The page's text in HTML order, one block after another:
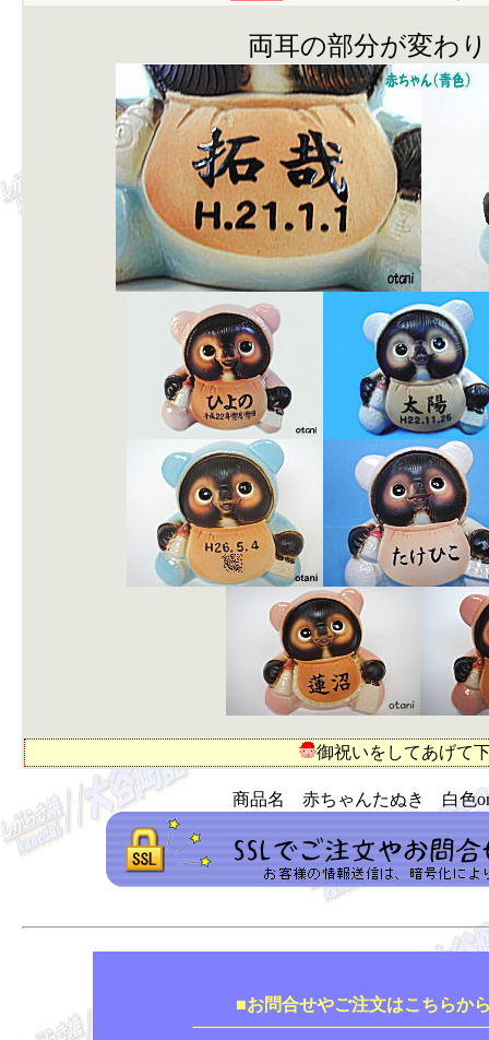
両耳の部分が変わ
御祝いをしてあげて
商品名 赤ちゃんたぬき 白色or
■お問合せやご注文はこちらか